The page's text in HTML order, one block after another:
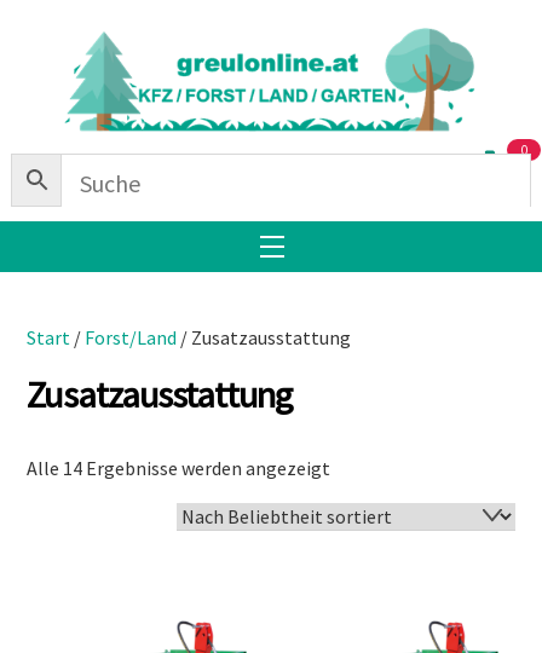
0
Menu
Start / Forst/Land / Zusatzausstattung
Zusatzausstattung
Alle 14 Ergebnisse werden angezeigt
Beliebtheit
sortiert
To
Top